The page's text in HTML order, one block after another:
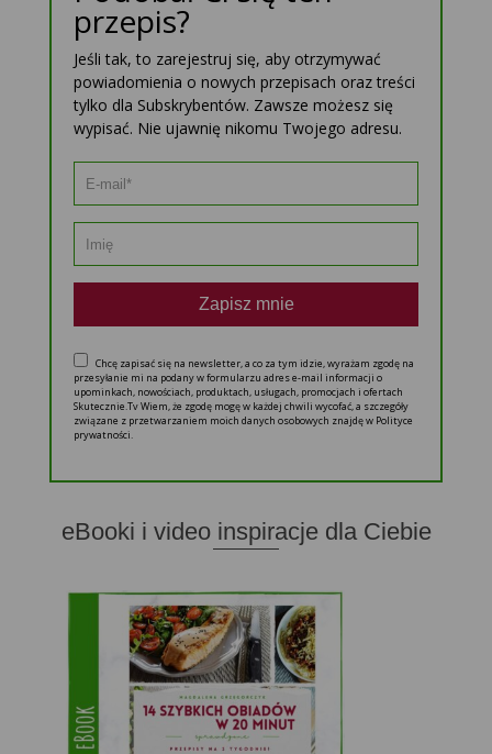
przepis?
Jeśli tak, to zarejestruj się, aby otrzymywać
powiadomienia o nowych przepisach oraz treści
tylko dla Subskrybentów. Zawsze możesz się
wypisać. Nie ujawnię nikomu Twojego adresu.
Zapisz mnie
Chcę zapisać się na newsletter, a co za tym idzie, wyrażam zgodę na
przesyłanie mi na podany w formularzu adres e-mail informacji o
upominkach, nowościach, produktach, usługach, promocjach i ofertach
Skutecznie.Tv Wiem, że zgodę mogę w każdej chwili wycofać, a szczegóły
związane z przetwarzaniem moich danych osobowych znajdę w Polityce
prywatności.
eBooki i video inspiracje dla Ciebie